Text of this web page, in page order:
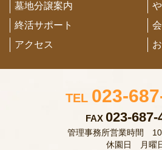
墓地分譲案内
終活サポート
アクセス
TEL 023-
FAX 023-687-
管理事務所営業時間
休園日 月曜